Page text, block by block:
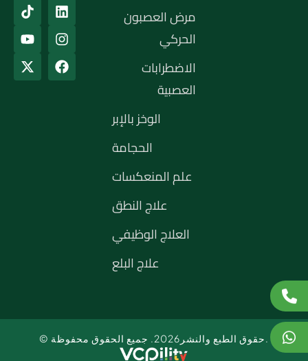
مرض العصبون
الحركي
الاضطرابات
العصبية
الوخز بالإبر
الحجامة
علم المنعكسات
علاج النطق
العلاج الوظيفي
علاج البلع
© حقوق الطبع والنشر2026. جميع الحقوق محفوظة.